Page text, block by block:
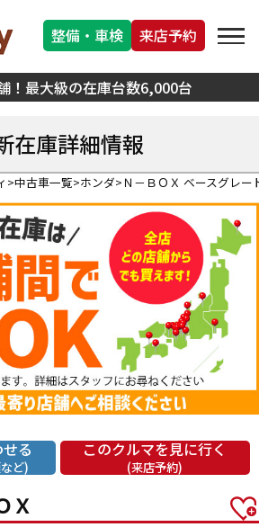
！最大級の在庫台数6,000台
整備・車検 来店予約
在庫詳細情報
中古車一覧 ホンダ Ｎ－ＢＯＸ ベースグレー
る
ど)
このクルマを見に行く
(来店予約)
Ｘ